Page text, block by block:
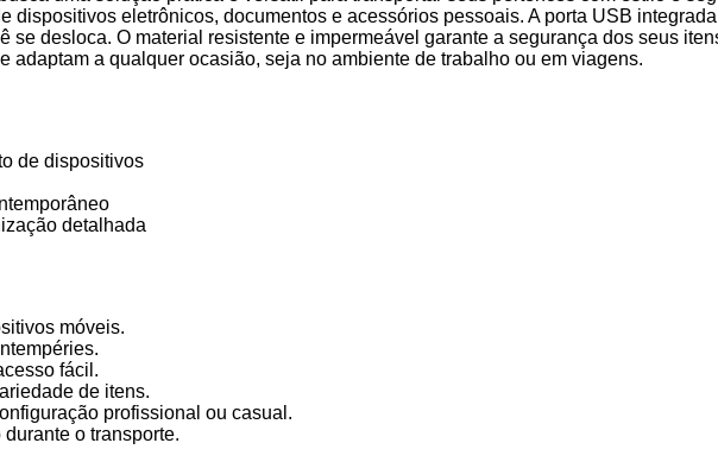
dispositivos eletrônicos, documentos e acessórios pessoais. A porta USB
se desloca. O material resistente e impermeável garante a segurança dos seus
a qualquer ocasião, seja no ambiente de trabalho ou em viagens.
de dispositivos
detalhada
móveis.
fácil.
de itens.
profissional ou casual.
o transporte.